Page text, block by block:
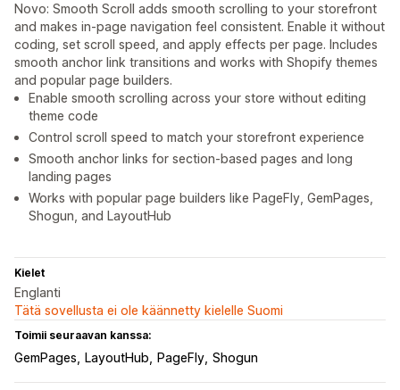
Novo: Smooth Scroll adds smooth scrolling to your storefront
and makes in-page navigation feel consistent. Enable it without
coding, set scroll speed, and apply effects per page. Includes
smooth anchor link transitions and works with Shopify themes
and popular page builders.
Enable smooth scrolling across your store without editing
theme code
Control scroll speed to match your storefront experience
Smooth anchor links for section-based pages and long
landing pages
Works with popular page builders like PageFly, GemPages,
Shogun, and LayoutHub
Kielet
Englanti
Tätä sovellusta ei ole käännetty kielelle Suomi
Toimii seuraavan kanssa:
GemPages LayoutHub PageFly Shogun